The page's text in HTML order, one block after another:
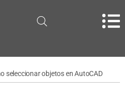
seleccionar objetos en AutoCAD